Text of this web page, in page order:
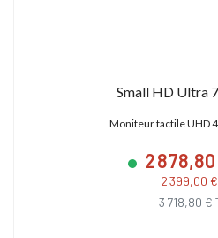
Small HD Ultra
Moniteur tactile UHD
2
2 399,00
3 718,80 €